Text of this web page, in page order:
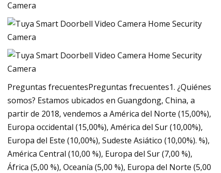
Preguntas frecuentesPreguntas frecuentes1. ¿Quiénes
somos? Estamos ubicados en Guangdong, China, a
partir de 2018, vendemos a América del Norte (15,00%),
Europa occidental (15,00%), América del Sur (10,00%),
Europa del Este (10,00%), Sudeste Asiático (10,00%). %),
América Central (10,00 %), Europa del Sur (7,00 %),
África (5,00 %), Oceanía (5,00 %), Europa del Norte (5,00